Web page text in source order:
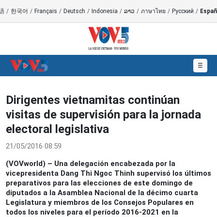
/ 한국어 / Français / Deutsch / Indonesia / ລາວ / ภาษาไทย / Русский /
☰
Dirigentes vietnamitas continúan
visitas de supervisión para la jornada
electoral legislativa
21/05/2016 08:59
(VOVworld) – Una delegación encabezada por la
vicepresidenta Dang Thi Ngoc Thinh supervisó los últimos
preparativos para las elecciones de este domingo de
diputados a la Asamblea Nacional de la décimo cuarta
Legislatura y miembros de los Consejos Populares en
todos los niveles para el período 2016-2021 en la